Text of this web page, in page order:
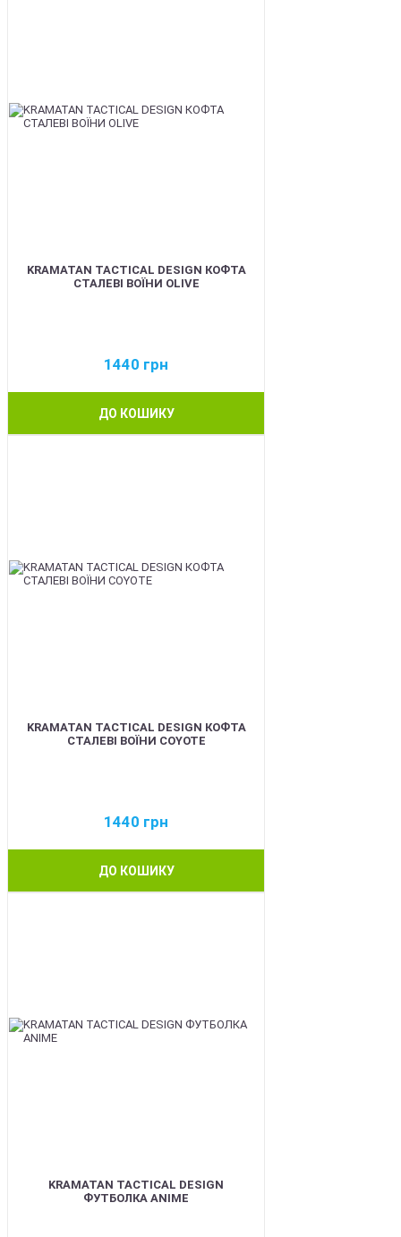
KRAMATAN TACTICAL DESIGN КОФТА
СТАЛЕВІ ВОЇНИ OLIVE
1440 грн
ДО КОШИКУ
KRAMATAN TACTICAL DESIGN КОФТА
СТАЛЕВІ ВОЇНИ COYOTE
1440 грн
ДО КОШИКУ
KRAMATAN TACTICAL DESIGN
ФУТБОЛКА ANIME